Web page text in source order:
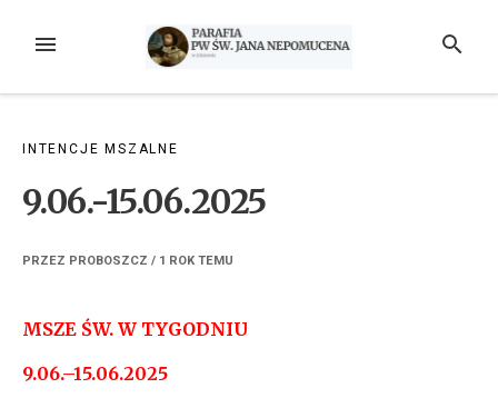
MENU SZUKAJ
INTENCJE MSZALNE
9.06.-15.06.2025
PRZEZ PROBOSZCZ / 1 ROK TEMU
MSZE ŚW. W TYGODNIU
9.06.–15.06.2025